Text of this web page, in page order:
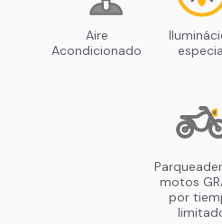
Aire
Acondicionado
motos
por